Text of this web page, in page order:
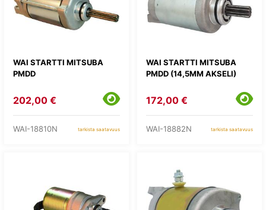
WAI STARTTI MITSUBA
PMDD
202,00 €
WAI-18810N tarkista saatavuus
WAI STARTTI MITSUBA
PMDD (14,5MM AKSELI)
172,00 €
WAI-18882N tarkista saatavuus